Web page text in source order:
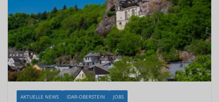
AKTUELLE NEWS IDAR-OBERSTEIN JOBS